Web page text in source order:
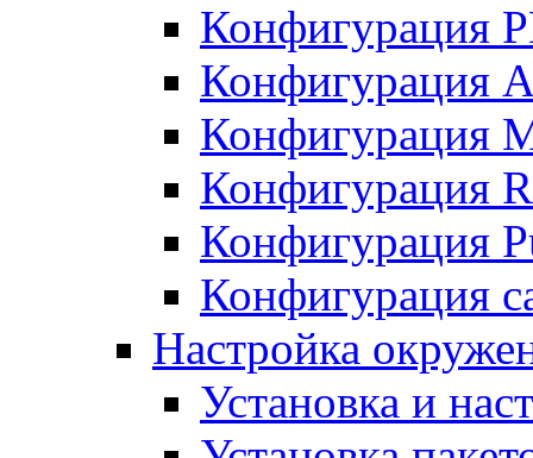
Конфигурация
Конфигурация
Конфигурация
Конфигурация
Конфигурация
Конфигурация
Настройка
Установка и